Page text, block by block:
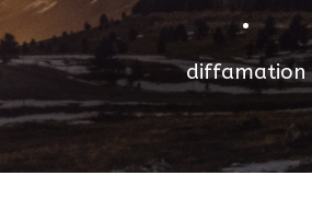
•
diffamation